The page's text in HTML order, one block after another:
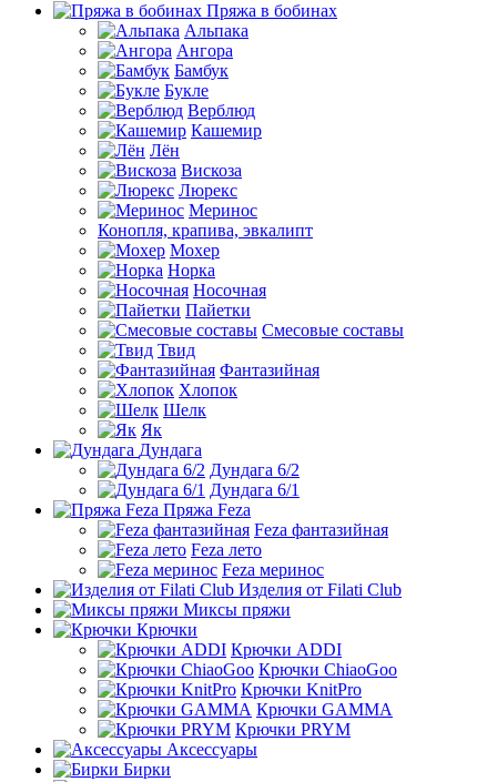
Пряжа в бобинах
Альпака
Ангора
Бамбук
Букле
Верблюд
Кашемир
Лён
Вискоза
Люрекс
Меринос
Конопля, крапива, эвкалипт
Мохер
Норка
Носочная
Пайетки
Смесовые составы
Твид
Фантазийная
Хлопок
Шелк
Як
Дундага
Дундага 6/2
Дундага 6/1
Пряжа Feza
Feza фантазийная
Feza лето
Feza меринос
Изделия от Filati Club
Миксы пряжи
Крючки
Крючки ADDI
Крючки ChiaoGoo
Крючки KnitPro
Крючки GAMMA
Крючки PRYM
Аксессуары
Бирки